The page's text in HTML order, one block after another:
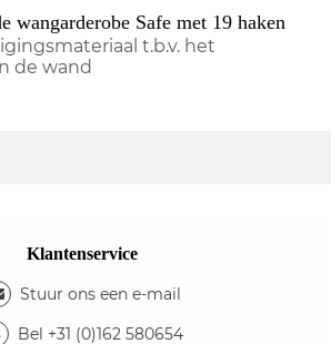
wangarderobe Safe met 19 haken
t.b.v. het
de wand
Klantenservice
Stuur ons een e-mail
Bel +31 (0)162 580654